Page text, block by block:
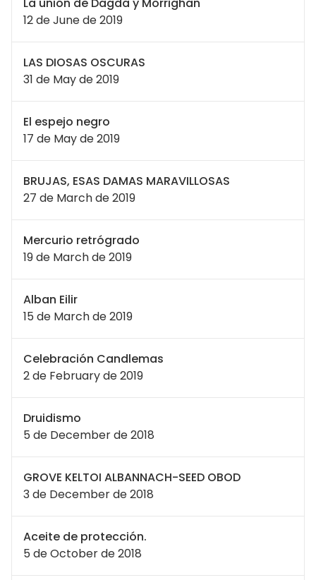
12 de June de 2019
LAS DIOSAS OSCURAS
31 de May de 2019
El espejo negro
17 de May de 2019
BRUJAS, ESAS DAMAS MARAVILLOSAS
27 de March de 2019
Mercurio retrógrado
19 de March de 2019
Alban Eilir
15 de March de 2019
Celebración Candlemas
2 de February de 2019
Druidismo
5 de December de 2018
GROVE KELTOI ALBANNACH-SEED OBOD
3 de December de 2018
Aceite de protección.
5 de October de 2018